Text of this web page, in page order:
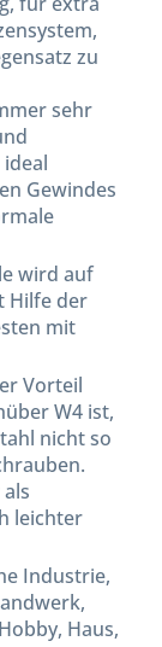
zu
sehr
Gewindes
wird auf
Hilfe der
mit
Vorteil
W4 ist,
nicht so
leichter
Industrie,
Haus,